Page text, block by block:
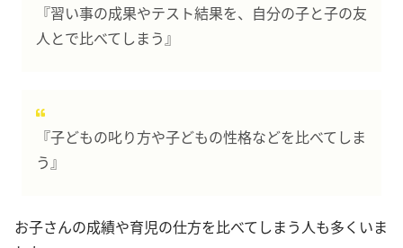
『習い事の成果やテスト結果を、自分の子と子の友
人とで比べてしまう』
『子どもの叱り方や子どもの性格などを比べてしま
う』
お子さんの成績や育児の仕方を比べてしまう人も多くいま